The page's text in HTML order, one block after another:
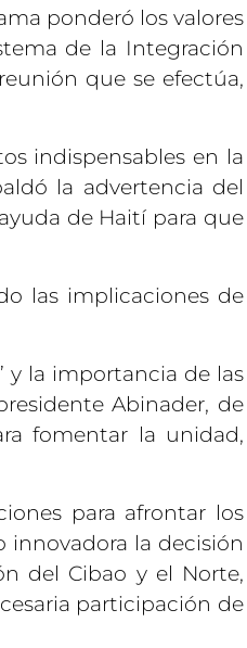
ponderó los valores
de la Integración
que se efectúa,
indispensables en la
la advertencia del
de Haití para que
las implicaciones de
y la importancia de las
Abinader, de
fomentar la unidad,
para afrontar los
innovadora la decisión
del Cibao y el Norte,
participación de